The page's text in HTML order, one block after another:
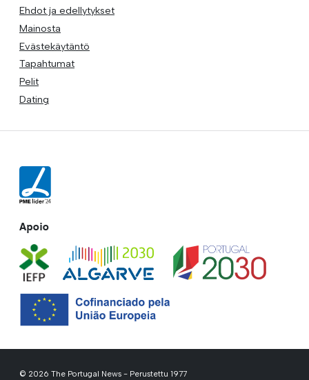
Ehdot ja edellytykset
Mainosta
Evästekäytäntö
Tapahtumat
Pelit
Dating
Apoio
© 2026 The Portugal News - Perustettu 1977